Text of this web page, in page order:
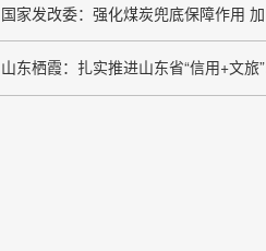
国家发改委：强化煤炭兜底保障作用 加大油气增储上产力度
山东栖霞：扎实推进山东省“信用+文旅”场景应用落地